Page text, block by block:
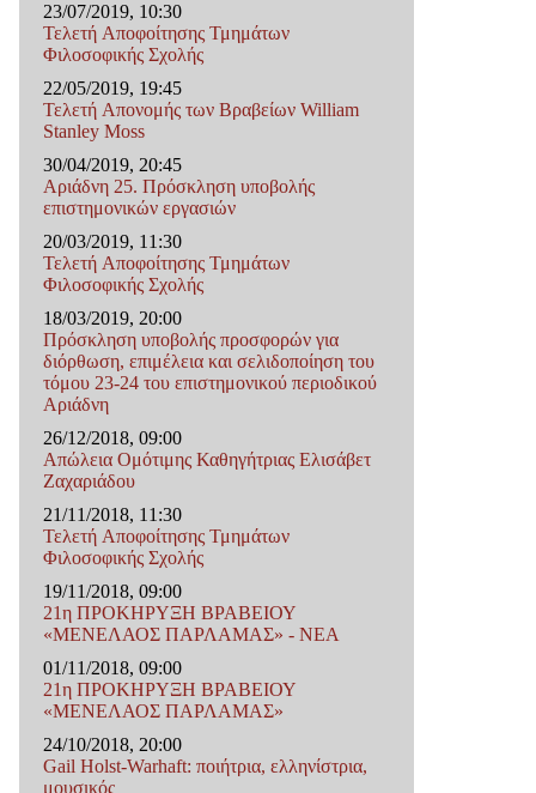
23/07/2019, 10:30
Τελετή Αποφοίτησης Τμημάτων
Φιλοσοφικής Σχολής
22/05/2019, 19:45
Τελετή Απονομής των Βραβείων William
Stanley Moss
30/04/2019, 20:45
Αριάδνη 25. Πρόσκληση υποβολής
επιστημονικών εργασιών
20/03/2019, 11:30
Τελετή Αποφοίτησης Τμημάτων
Φιλοσοφικής Σχολής
18/03/2019, 20:00
Πρόσκληση υποβολής προσφορών για
διόρθωση, επιμέλεια και σελιδοποίηση του
τόμου 23-24 του επιστημονικού περιοδικού
Αριάδνη
26/12/2018, 09:00
Απώλεια Ομότιμης Καθηγήτριας Ελισάβετ
Ζαχαριάδου
21/11/2018, 11:30
Τελετή Αποφοίτησης Τμημάτων
Φιλοσοφικής Σχολής
19/11/2018, 09:00
21η ΠΡΟΚΗΡΥΞΗ ΒΡΑΒΕΙΟΥ
«ΜΕΝΕΛΑΟΣ ΠΑΡΛΑΜΑΣ» - ΝΕΑ
01/11/2018, 09:00
21η ΠΡΟΚΗΡΥΞΗ ΒΡΑΒΕΙΟΥ
«ΜΕΝΕΛΑΟΣ ΠΑΡΛΑΜΑΣ»
24/10/2018, 20:00
Gail Holst-Warhaft: ποιήτρια, ελληνίστρια,
μουσικός